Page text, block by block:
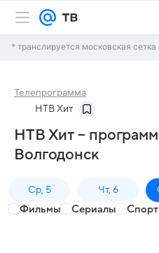
* транслируется московская
Телепрограмма
НТВ Хит
НТВ Хит –
Волгодонск
Ср, 5 Чт, 6
Фильмы Сериалы Спорт